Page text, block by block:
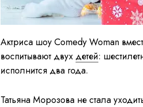
Актриса шоу Comedy Woman
воспитывают двухдетей:
исполнится два года.
Татьяна Морозова не стала